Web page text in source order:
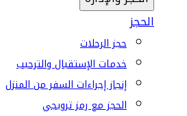
الحجز
حجز الرحلات
خدمات الإستقبال والترحيب
إنجاز إجراءات السفر من المنزل
الحجز مع رمز ترويجي